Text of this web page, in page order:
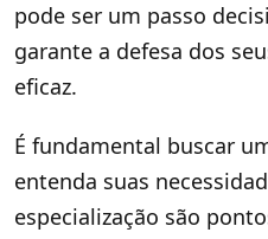
pode ser um passo
garante a defesa dos
eficaz.
É fundamental buscar
entenda suas
especialização são